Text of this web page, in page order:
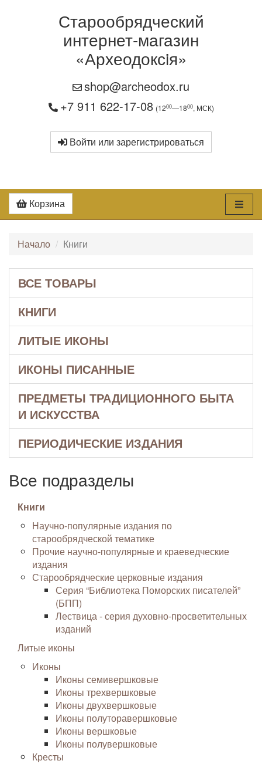
Старообрядческий
интернет-магазин
«Археодоксiя»
shop@archeodox.ru
+7 911 622-17-08 (1200—1800, МСК)
Войти или зарегистрироваться
Корзина
Начало Книги
ВСЕ ТОВАРЫ
КНИГИ
ЛИТЫЕ ИКОНЫ
ИКОНЫ ПИСАННЫЕ
ПРЕДМЕТЫ ТРАДИЦИОННОГО БЫТА
И ИСКУССТВА
ПЕРИОДИЧЕСКИЕ ИЗДАНИЯ
Все подразделы
Книги
Научно-популярные издания по
старообрядческой тематике
Прочие научно-популярные и краеведческие
издания
Старообрядческие церковные издания
Серия “Библиотека Поморских писателей”
(БПП)
Лествица - серия духовно-просветительных
изданий
Литые иконы
Иконы
Иконы семивершковые
Иконы трехвершковые
Иконы двухвершковые
Иконы полуторавершковые
Иконы вершковые
Иконы полувершковые
Кресты